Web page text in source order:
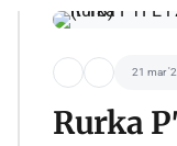
21 mar
Rurka